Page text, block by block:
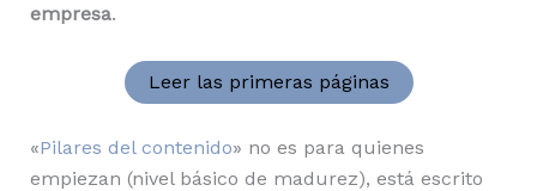
empresa.
Leer las primeras páginas
«Pilares del contenido» no es para quienes
empiezan (nivel básico de madurez), está escrito